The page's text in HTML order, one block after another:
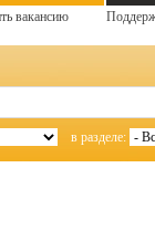
вакансию
в разделе: